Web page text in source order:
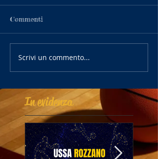
Commenti
Scrivi un commento...
In evidenza